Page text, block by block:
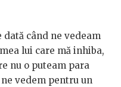
când ne vedeam
lui care mă inhiba,
nu o puteam para
vedem pentru un